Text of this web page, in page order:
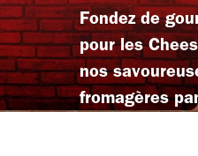
Fondez de
pour les
nos
fromagères